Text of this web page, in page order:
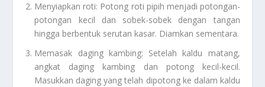
Menyiapkan roti: Potong roti pipih menjadi potongan-
potongan kecil dan sobek-sobek dengan tangan
hingga berbentuk serutan kasar. Diamkan sementara.
Memasak daging kambing: Setelah kaldu matang,
angkat daging kambing dan potong kecil-kecil.
Masukkan daging yang telah dipotong ke dalam kaldu